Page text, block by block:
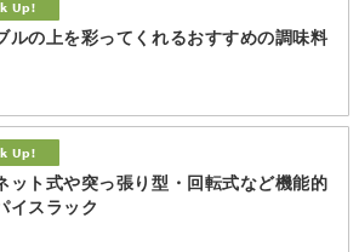
ルの上を彩ってくれるおすすめの調味料
ット式や突っ張り型・回転式など機能的
イスラック